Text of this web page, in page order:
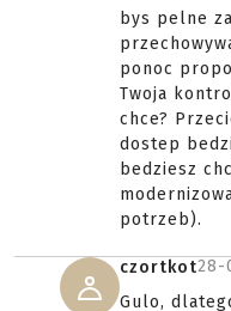
bys pelne
ponoc
Twoja
chce?
dostep
bedziesz
potrzeb).
czortkot28-
Gulo,